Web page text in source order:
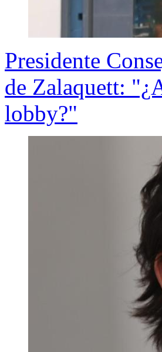
Presidente
de Zalaquett:
lobby?"